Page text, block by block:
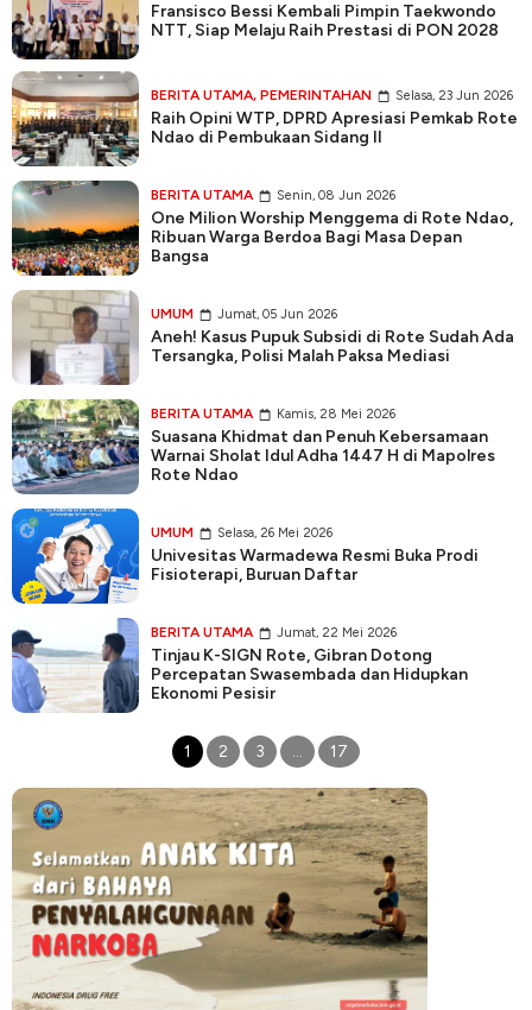
Fransisco Bessi Kembali Pimpin Taekwondo
NTT, Siap Melaju Raih Prestasi di PON 2028
BERITA UTAMA, PEMERINTAHAN Selasa, 23 Jun 2026
Raih Opini WTP, DPRD Apresiasi Pemkab Rote
Ndao di Pembukaan Sidang II
BERITA UTAMA Senin, 08 Jun 2026
One Milion Worship Menggema di Rote Ndao,
Ribuan Warga Berdoa Bagi Masa Depan
Bangsa
UMUM Jumat, 05 Jun 2026
Aneh! Kasus Pupuk Subsidi di Rote Sudah Ada
Tersangka, Polisi Malah Paksa Mediasi
BERITA UTAMA Kamis, 28 Mei 2026
Suasana Khidmat dan Penuh Kebersamaan
Warnai Sholat Idul Adha 1447 H di Mapolres
Rote Ndao
UMUM Selasa, 26 Mei 2026
Univesitas Warmadewa Resmi Buka Prodi
Fisioterapi, Buruan Daftar
BERITA UTAMA Jumat, 22 Mei 2026
Tinjau K-SIGN Rote, Gibran Dotong
Percepatan Swasembada dan Hidupkan
Ekonomi Pesisir
1 2 3 … 17